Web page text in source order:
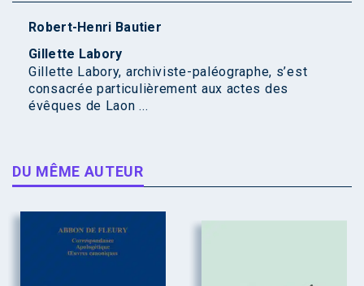
Robert-Henri Bautier
Gillette Labory
Gillette Labory, archiviste-paléographe, s’est
consacrée particulièrement aux actes des
évêques de Laon ...
DU MÊME AUTEUR